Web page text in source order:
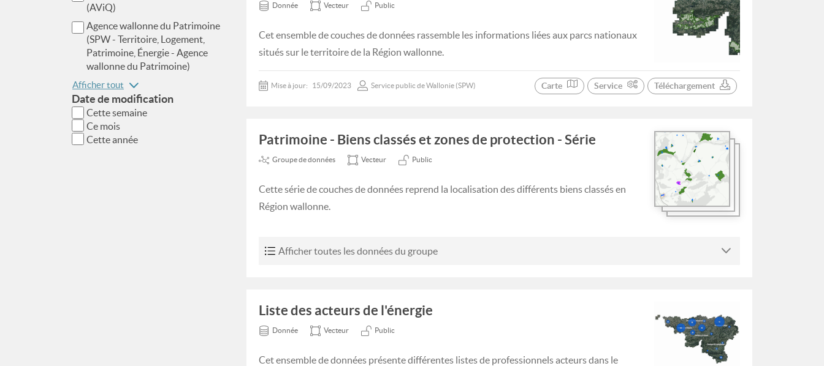
(AViQ)
Agence wallonne du Patrimoine
(SPW - Territoire, Logement,
Patrimoine, Énergie - Agence
wallonne du Patrimoine)
Afficher tout
Date de modification
Cette semaine
Ce mois
Cette année
Donnée Vecteur Public
Cet ensemble de couches de données rassemble les informations liées aux parcs nationaux
situés sur le territoire de la Région wallonne.
Mise à jour: 15/09/2023 Service public de Wallonie (SPW) Carte Service Téléchargement
Patrimoine - Biens classés et zones de protection - Série
Groupe de données Vecteur Public
Cette série de couches de données reprend la localisation des différents biens classés en
Région wallonne.
Afficher toutes les données du groupe
Liste des acteurs de l'énergie
Donnée Vecteur Public
Cet ensemble de données présente différentes listes de professionnels acteurs dans le